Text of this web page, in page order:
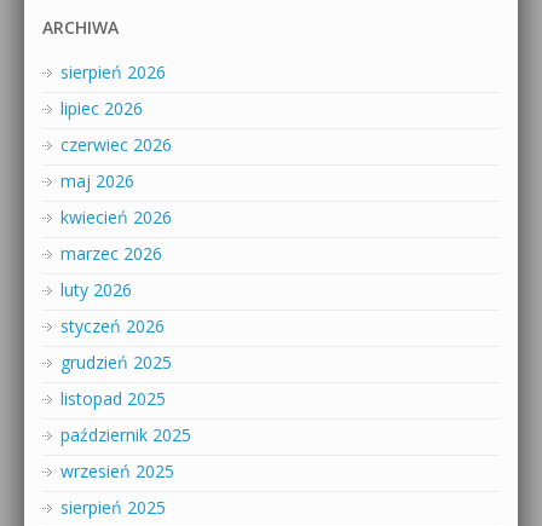
ARCHIWA
sierpień 2026
lipiec 2026
czerwiec 2026
maj 2026
kwiecień 2026
marzec 2026
luty 2026
styczeń 2026
grudzień 2025
listopad 2025
październik 2025
wrzesień 2025
sierpień 2025